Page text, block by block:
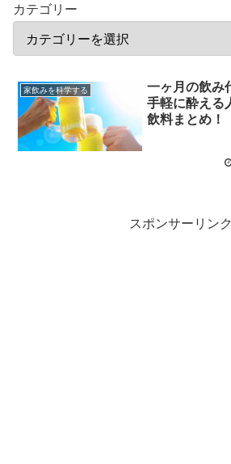
カテゴリー
家飲みを科学する
一ヶ月の飲み
手軽に酔える
飲料まとめ！
スポンサーリンク